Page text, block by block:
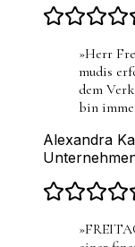
»Herr
mudis
dem
bin
Alexandra
»